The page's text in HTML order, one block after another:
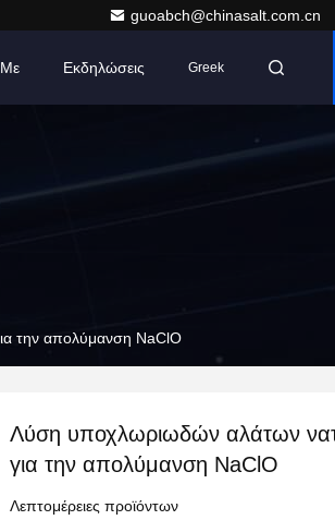
guoabch@chinasalt.com.cn
Εκδηλώσεις Greek
την απολύμανση NaClO
Λύση υποχλωριωδών αλάτων
για την απολύμανση NaClO
Λεπτομέρειες προϊόντων